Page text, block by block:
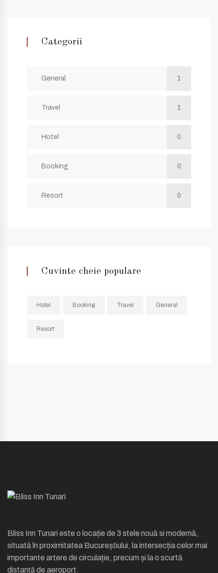
Categorii
General 1
Travel 1
Hotel 0
Booking 0
Resort 0
Cuvinte cheie populare
Hotel Booking Travel General
Resort
Bliss Inn Tunari este o locație de 3 stele nouă si modernă,
situată în proximitatea Bucureștiului, la intersecția celor mai
importante artere de circulație, precum și la o scurtă
distanță de aeroport.